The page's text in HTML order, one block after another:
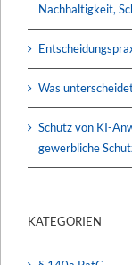
Nachhaltigkeit,
Was
Schutz von KI-
gewerbliche
KATEGORIEN